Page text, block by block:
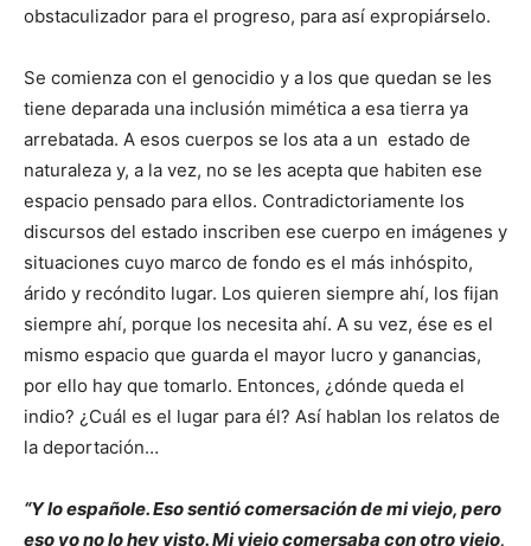
obstaculizador para el progreso, para así expropiárselo.
Se comienza con el genocidio y a los que quedan se les
tiene deparada una inclusión mimética a esa tierra ya
arrebatada. A esos cuerpos se los ata a un estado de
naturaleza y, a la vez, no se les acepta que habiten ese
espacio pensado para ellos. Contradictoriamente los
discursos del estado inscriben ese cuerpo en imágenes y
situaciones cuyo marco de fondo es el más inhóspito,
árido y recóndito lugar. Los quieren siempre ahí, los fijan
siempre ahí, porque los necesita ahí. A su vez, ése es el
mismo espacio que guarda el mayor lucro y ganancias,
por ello hay que tomarlo. Entonces, ¿dónde queda el
indio? ¿Cuál es el lugar para él? Así hablan los relatos de
la deportación…
“Y lo españole. Eso sentió comersación de mi viejo, pero
eso yo no lo hey visto. Mi viejo comersaba con otro viejo,